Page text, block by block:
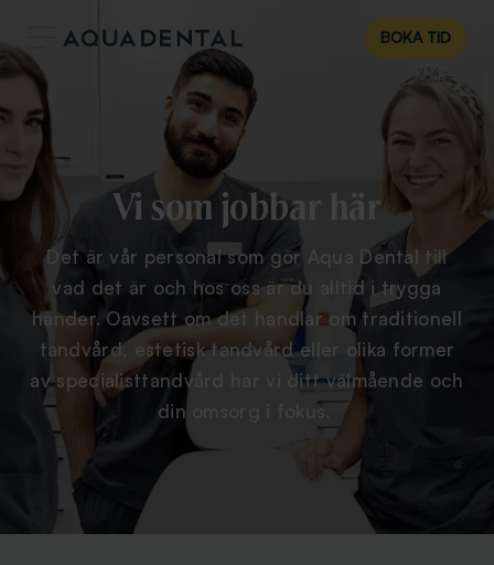
BOKA TID
Vi som jobbar här
Det är vår personal som gör Aqua Dental till
vad det är och hos oss är du alltid i trygga
händer. Oavsett om det handlar om traditionell
tandvård, estetisk tandvård eller olika former
av specialisttandvård har vi ditt välmående och
din omsorg i fokus.